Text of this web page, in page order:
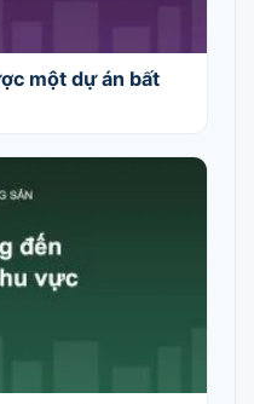
một dự án bất